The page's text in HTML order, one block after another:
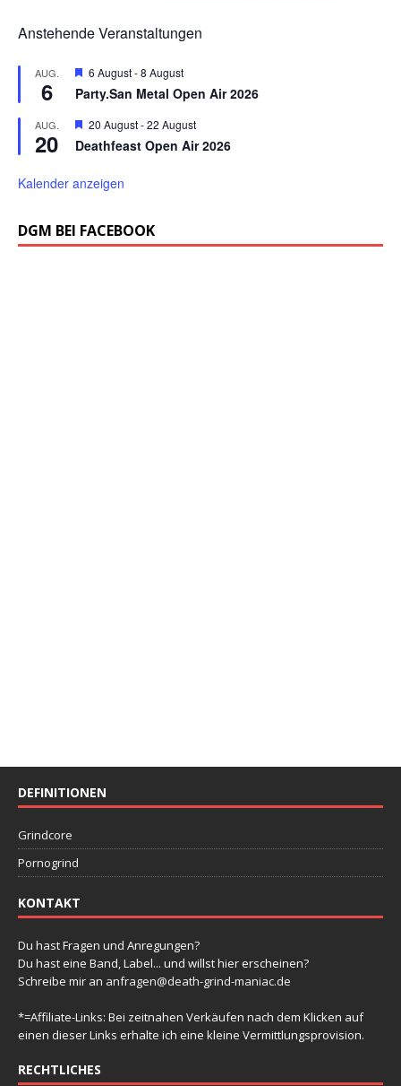
Anstehende Veranstaltungen
AUG.
6
H
r
o
r
h
e
n
6 August-8 August
Party.San Metal Open Air 2026
AUG.
20
H
r
o
e
h
20 August-22 August
Deathfeast Open Air 2026
Kalender anzeigen
DGM BEI FACEBOOK
DEFINITIONEN
Grindcore
Pornogrind
KONTAKT
Du hast Fragen und Anregungen?
Du hast eine Band, Label... und willst hier erscheinen?
Schreibe mir an anfragen@death-grind-maniac.de
*=Affiliate-Links: Bei zeitnahen Verkäufen nach dem Klicken auf
einen dieser Links erhalte ich eine kleine Vermittlungsprovision.
RECHTLICHES